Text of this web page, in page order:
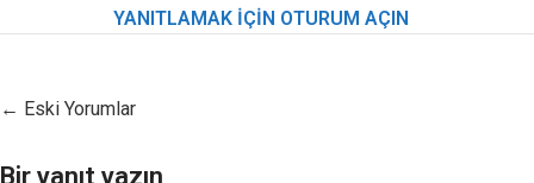
YANITLAMAK IÇIN OTURUM AÇIN
← Eski Yorumlar
Bir yanıt yazın